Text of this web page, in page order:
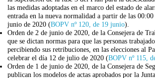
las medidas adoptadas en el marco del estado de
entrada en la nueva normalidad a partir de las
junio de 2020 (BOPV nº 120, de 19 junio).
Orden de 2 de junio de 2020, de la Consejera de
que se dictan normas para que las personas
percibiendo sus retribuciones, en las elecciones al
celebrar el día 12 de julio de 2020 (BOPV nº 115,
Orden de 1 de junio de 2020, de la Consejera de
publican los modelos de actas aprobados por la